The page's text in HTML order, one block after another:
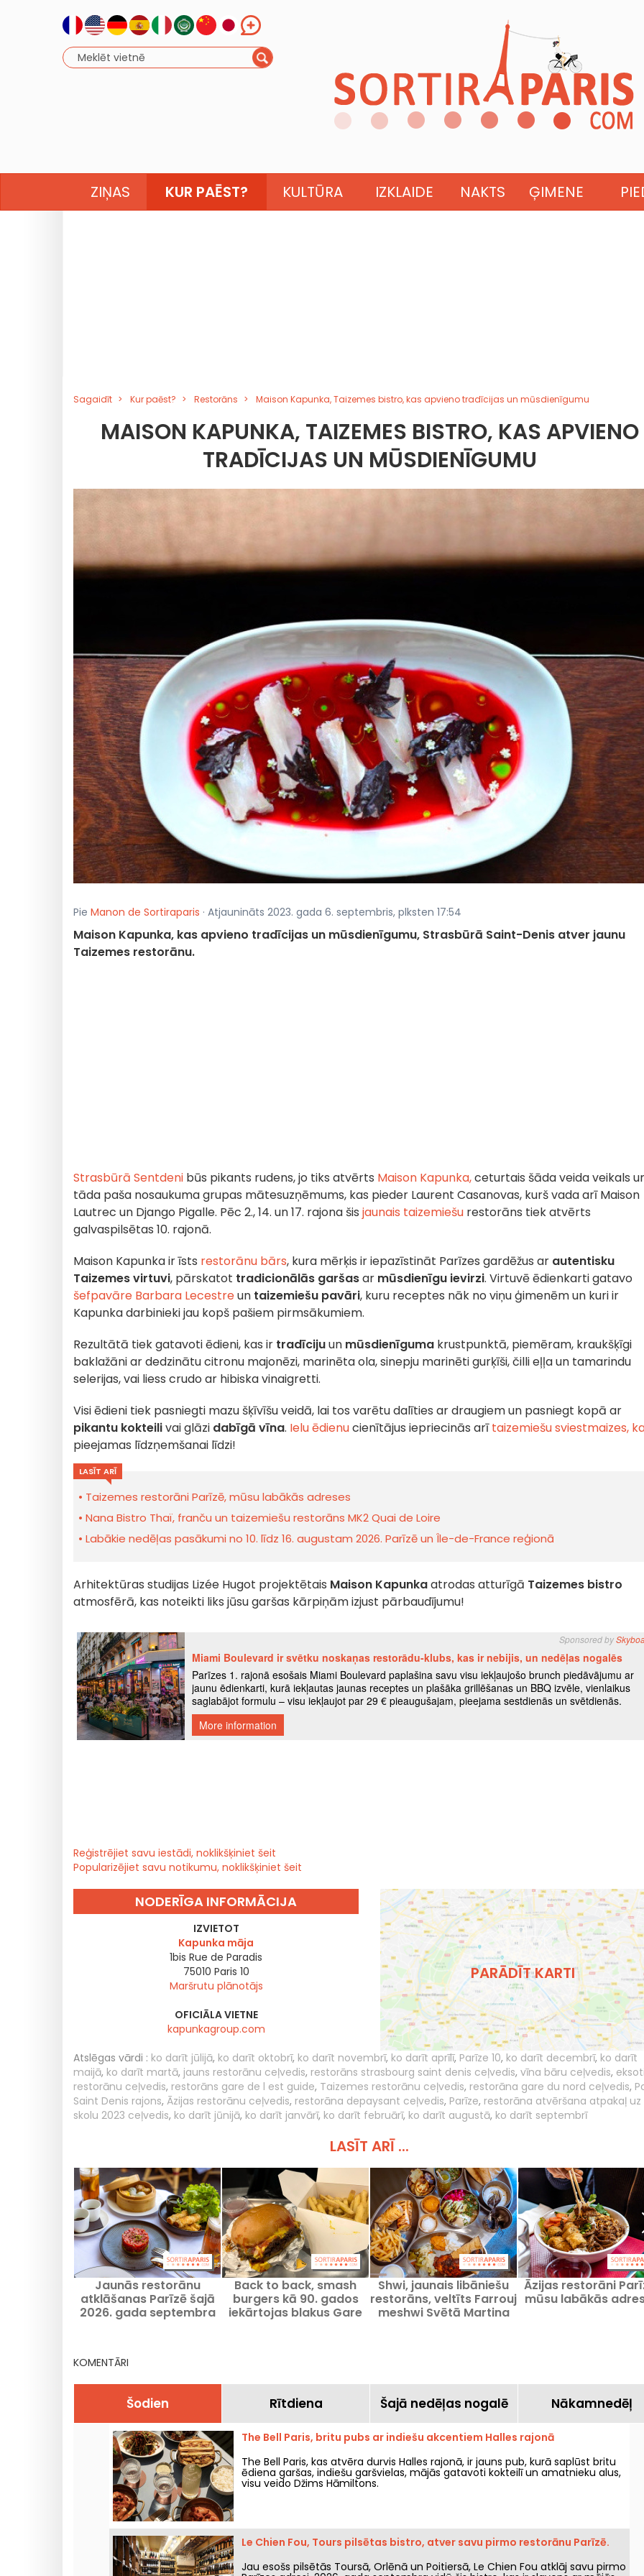
ZIŅAS KUR PAĒST? KULTŪRA IZKLAIDE NAKTS ĢIMENE
Sagaidīt Kur paēst? Restorāns Maison Kapunka, Taizemes bistro, kas apvieno tradīcijas un mūsdienīgumu
MAISON KAPUNKA, TAIZEMES BISTRO, KAS APVIENO
TRADĪCIJAS UN MŪSDIENĪGUMU
Pie Manon de Sortiraparis · Atjaunināts 2023. gada 6. septembris, plksten 17:54
Maison Kapunka, kas apvieno tradīcijas un mūsdienīgumu, Strasbūrā Saint-Denis atver jaunu
Taizemes restorānu.
Strasbūrā Sentdeni būs pikants rudens, jo tiks atvērts Maison Kapunka,ceturtais šāda veida veikals
tāda paša nosaukuma grupas mātesuzņēmums, kas pieder Laurent Casanovas, kurš vada arī Maison
Lautrec un Django Pigalle. Pēc 2., 14. un 17. rajona šis jaunais taizemiešu restorāns tiek atvērts
galvaspilsētas 10. rajonā.
Maison Kapunka ir īsts restorānu bārs, kura mērķis ir iepazīstināt Parīzes gardēžus ar autentisku
Taizemes virtuvi, pārskatot tradicionālās garšasar mūsdienīgu ievirzi. Virtuvē ēdienkarti gatavo
šefpavāre Barbara Lecestreun taizemiešu pavāri, kuru receptes nāk no viņu ģimenēm un kuri ir
Kapunka darbinieki jau kopš pašiem pirmsākumiem.
Rezultātā tiek gatavoti ēdieni, kas ir tradīcijuun mūsdienīguma krustpunktā, piemēram, kraukšķīgi
baklažāni ar dedzinātu citronu majonēzi, marinēta ola, sinepju marinēti gurķīši, čilli eļļa un tamarindu
selerijas, vai liess crudo ar hibiska vinaigretti.
Visi ēdieni tiek pasniegti mazu šķīvīšu veidā, lai tos varētu dalīties ar draugiem un pasniegt kopā ar
pikantu kokteilivai glāzi dabīgā vīna. Ielu ēdienucienītājus iepriecinās arītaizemiešu sviestmaizes,
pieejamas līdzņemšanai līdzi!
LASĪT ARĪ
Taizemes restorāni Parīzē, mūsu labākās adreses
Nana Bistro Thaï, franču un taizemiešu restorāns MK2 Quai de Loire
Labākie nedēļas pasākumi no 10. līdz 16. augustam 2026. Parīzē un Île-de-France reģionā
Arhitektūras studijas Lizée Hugot projektētais Maison Kapunkaatrodas atturīgā Taizemes bistro
atmosfērā, kas noteikti liks jūsu garšas kārpiņām izjust pārbaudījumu!
Reģistrējiet savu iestādi, noklikšķiniet šeit
Popularizējiet savu notikumu, noklikšķiniet šeit
NODERĪGA INFORMĀCIJA
IZVIETOT
Kapunka māja
1bis Rue de Paradis
75010 Paris 10
Maršrutu plānotājs
OFICIĀLA VIETNE
kapunkagroup.com
PARĀDĪT KARTI
Atslēgas vārdi : ko darīt jūlijā, ko darīt oktobrī, ko darīt novembrī, ko darīt aprīlī, Parīze 10, ko darīt decembrī, ko darīt
maijā, ko darīt martā, jauns restorānu ceļvedis, restorāns strasbourg saint denis ceļvedis, vīna bāru ceļvedis,
restorānu ceļvedis, restorāns gare de l est guide, Taizemes restorānu ceļvedis, restorāna gare du nord ceļvedis,
Saint Denis rajons, Āzijas restorānu ceļvedis, restorāna depaysant ceļvedis, Parīze, restorāna atvēršana atpakaļ uz
skolu 2023 ceļvedis, ko darīt jūnijā, ko darīt janvārī, ko darīt februārī, ko darīt augustā, ko darīt septembrī
LASĪT ARĪ ...
Jaunās restorānu
atklāšanas Parīzē šajā
2026. gada septembra
Back to back, smash
burgers kā 90. gados
iekārtojas blakus Gare
Shwi, jaunais libāniešu
restorāns, veltīts Farrouj
meshwi Svētā Martina
Āzijas restorāni
mūsu labākās
KOMENTĀRI
Šodien Rītdiena Šajā nedēļas nogalē Nākamnedēļ
The Bell Paris, britu pubs ar indiešu akcentiem Halles rajonā
The Bell Paris, kas atvēra durvis Halles rajonā, ir jauns pub, kurā saplūst britu
ēdiena garšas, indiešu garšvielas, mājās gatavoti kokteilī un amatnieku alus,
visu veido Džims Hāmiltons.
Le Chien Fou, Tours pilsētas bistro, atver savu pirmo restorānu Parīzē.
Jau esošs pilsētās Toursā, Orlēnā un Poitiersā, Le Chien Fou atklāj savu pirmo